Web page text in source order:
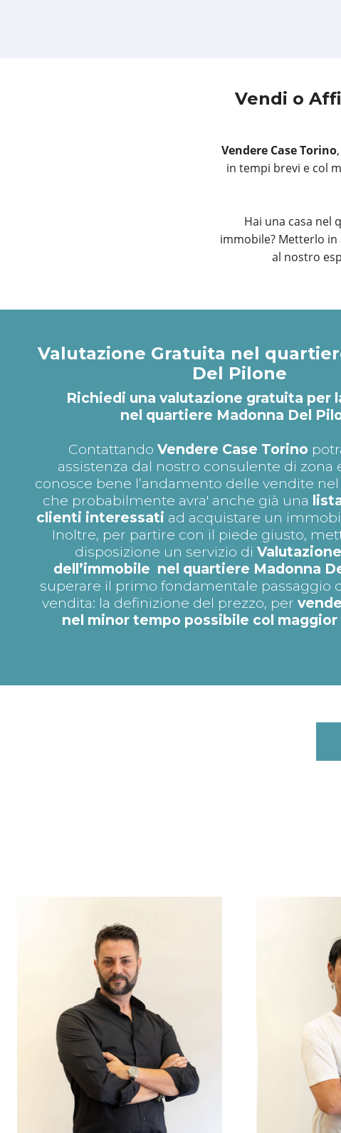
Vendi o
Vendere Case Torino
in tempi brevi e col
Hai una casa nel
immobile? Metterlo
al nostro
Valutazione Gratuita nel
Del Pilone
Richiedi una valutazione gratuita per
nel quartiere Madonna Del
Contattando Vendere Case Torino
assistenza dal nostro consulente di zona
conosce bene l’andamento delle vendite
che probabilmente avra' anche già una
clienti interessati ad acquistare un
Inoltre, per partire con il piede giusto,
disposizione un servizio di
dell’immobile nel quartiere Madonna
superare il primo fondamentale passaggio
vendita: la definizione del prezzo, per
nel minor tempo possibile col maggior